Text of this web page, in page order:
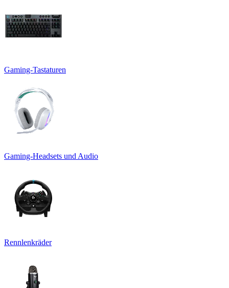
Gaming-Tastaturen
Gaming-Headsets und Audio
Rennlenkräder